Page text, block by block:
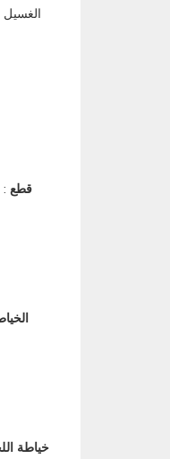
قطع :
خياطة